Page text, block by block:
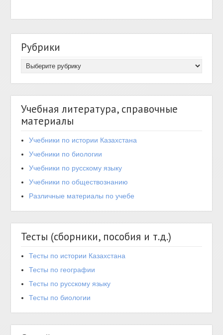
Рубрики
Учебная литература, справочные
материалы
Учебники по истории Казахстана
Учебники по биологии
Учебники по русскому языку
Учебники по обществознанию
Различные материалы по учебе
Тесты (сборники, пособия и т.д.)
Тесты по истории Казахстана
Тесты по географии
Тесты по русскому языку
Тесты по биологии